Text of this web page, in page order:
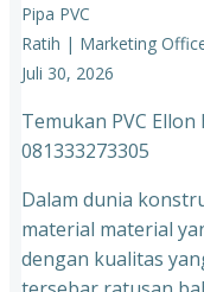
Pipa PVC
Ratih | Marketing
Juli 30, 2026
Temukan PVC
081333273305
Dalam dunia
material material
dengan kualitas